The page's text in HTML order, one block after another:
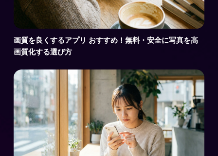
画質を良くするアプリ おすすめ！無料・安全に写真を高
画質化する選び方